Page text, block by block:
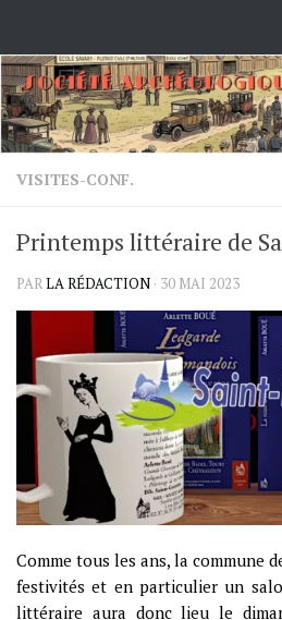
VISITES-CONF.
Printemps littéraire de
PARLA RÉDACTION · 30 MAI 2023
Comme tous les ans, la commune
festivités et en particulier un
littéraire aura donc lieu le